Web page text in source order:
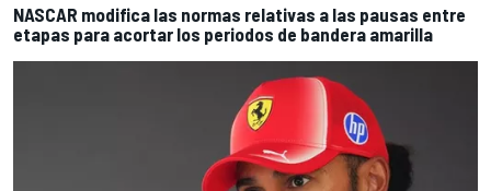
NASCAR modifica las normas relativas a las pausas entre
etapas para acortar los periodos de bandera amarilla